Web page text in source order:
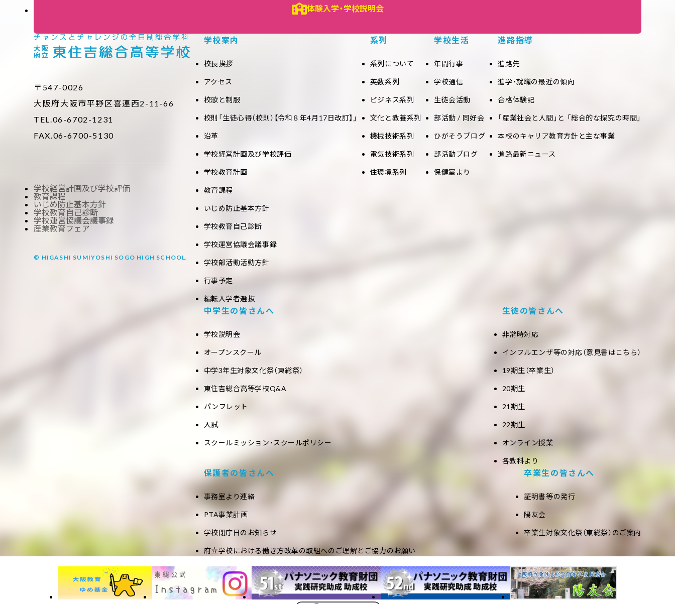
体験入学・学校説明会
学校案内
校長挨拶
アクセス
校歌と制服
校則「生徒心得（校則）【令和８年4月17日改訂】」
沿革
学校経営計画及び学校評価
学校教育計画
教育課程
いじめ防止基本方針
学校教育自己診断
学校運営協議会議事録
学校部活動活動方針
行事予定
編転入学者選抜
系列
系列について
英数系列
ビジネス系列
文化と教養系列
機械技術系列
電気技術系列
住環境系列
学校生活
年間行事
学校通信
生徒会活動
部活動 / 同好会
ひがそうブログ
部活動ブログ
保健室より
進路指導
進路先
進学・就職の最近の傾向
合格体験記
「産業社会と人間」と 「総合的な探究の時間」
本校のキャリア教育方針と主な事業
進路最新ニュース
中学生の皆さんへ
学校説明会
オープンスクール
中学3年生対象文化祭（東総祭）
東住吉総合高等学校Q&A
パンフレット
入試
スクールミッション・スクールポリシー
生徒の皆さんへ
非常時対応
インフルエンザ等の対応（意見書はこちら）
19期生（卒業生）
20期生
21期生
22期生
オンライン授業
各教科より
保護者の皆さんへ
事務室より連絡
PTA事業計画
学校閉庁日のお知らせ
府立学校における働き方改革の取組へのご理解とご協力のお願い
卒業生の皆さんへ
証明書等の発行
陽友会
卒業生対象文化祭（東総祭）のご案内
〒547-0026
大阪府大阪市平野区喜連西2-11-66
TEL.06-6702-1231
FAX.06-6700-5130
学校経営計画及び学校評価
教育課程
いじめ防止基本方針
学校教育自己診断
学校運営協議会議事録
産業教育フェア
© HIGASHI SUMIYOSHI SOGO HIGH SCHOOL.